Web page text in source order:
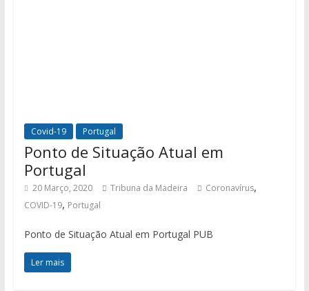
Covid-19 Portugal
Ponto de Situação Atual em
Portugal
20 Março, 2020 Tribuna da Madeira Coronavírus,
COVID-19, Portugal
Ponto de Situação Atual em Portugal PUB
Ler mais